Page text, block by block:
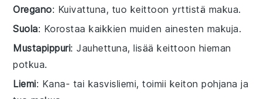
Oregano: Kuivattuna, tuo keittoon yrttistä makua.
Suola: Korostaa kaikkien muiden ainesten makuja.
Mustapippuri: Jauhettuna, lisää keittoon hieman
potkua.
Liemi: Kana- tai kasvisliemi, toimii keiton pohjana ja